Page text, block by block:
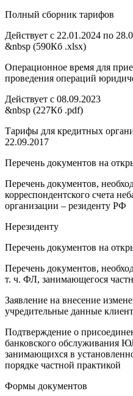
Полный сборник тарифов
Действует с 22.01.2024 по
&nbsp (590Кб .xlsx)
Операционное время для
проведения операций
Действует с 08.09.2023
&nbsp (227Кб .pdf)
Тарифы для кредитных
22.09.2017
Перечень документов на
Перечень документов,
корреспондентского счета
организации – резиденту РФ
Нерезиденту
Перечень документов на
Перечень документов,
т. ч. ФЛ, занимающегося
Заявление на внесение
учредительные данные
Подтверждение о
банковского обслуживания
занимающихся в
порядке частной практикой
Формы документов